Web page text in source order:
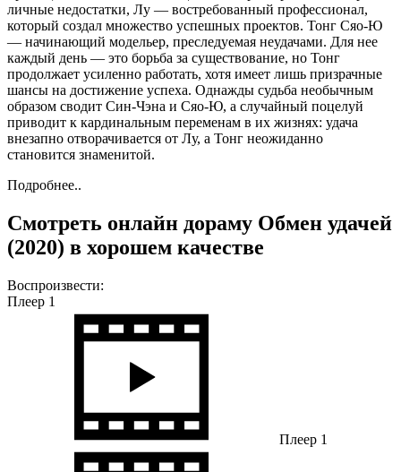
личные недостатки, Лу — востребованный профессионал,
который создал множество успешных проектов. Тонг Сяо-Ю
— начинающий модельер, преследуемая неудачами. Для нее
каждый день — это борьба за существование, но Тонг
продолжает усиленно работать, хотя имеет лишь призрачные
шансы на достижение успеха. Однажды судьба необычным
образом сводит Син-Чэна и Сяо-Ю, а случайный поцелуй
приводит к кардинальным переменам в их жизнях: удача
внезапно отворачивается от Лу, а Тонг неожиданно
становится знаменитой.
Подробнее..
Смотреть онлайн дораму Обмен удачей
(2020) в хорошем качестве
Воспроизвести:
Плеер 1
Плеер 1